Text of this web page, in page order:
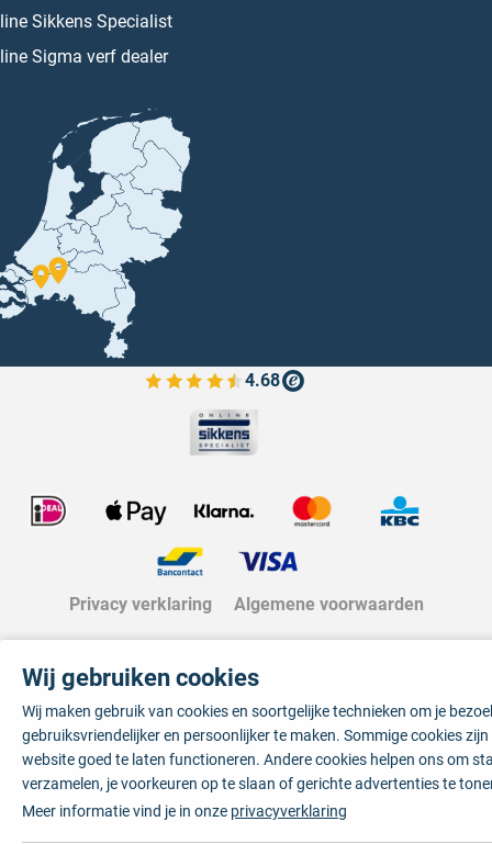
Sikkens Specialist
Sigma verf dealer
4.68
Bekijk de verfplaza beoordelingen
Privacy verklaring Algemene voorwaarden
Wij gebruiken cookies
Wij maken gebruik van cookies en soortgelijke technieken om je
gebruiksvriendelijker en persoonlijker te maken. Sommige cookies
website goed te laten functioneren. Andere cookies helpen ons om
verzamelen, je voorkeuren op te slaan of gerichte advertenties te
Meer informatie vind je in onze privacyverklaring